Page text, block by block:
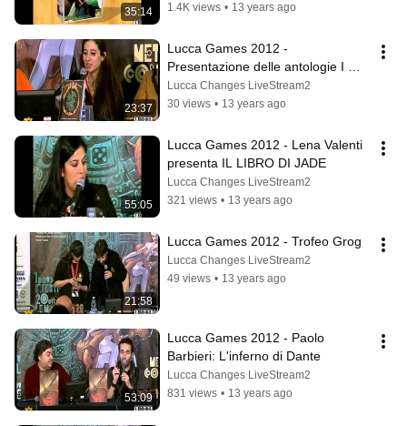
35:14
1.4K views • 13 years ago
23:37
Lucca Games 2012 -
Presentazione delle antologie I
mondi del Fantasy II e Pirati!
Lucca Changes LiveStream2
30 views • 13 years ago
55:05
Lucca Games 2012 - Lena Valenti
presenta IL LIBRO DI JADE
Lucca Changes LiveStream2
321 views • 13 years ago
21:58
Lucca Games 2012 - Trofeo Grog
Lucca Changes LiveStream2
49 views • 13 years ago
53:09
Lucca Games 2012 - Paolo
Barbieri: L'inferno di Dante
Lucca Changes LiveStream2
831 views • 13 years ago